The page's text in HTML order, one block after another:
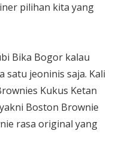
pilihan kita yang
Bika Bogor kalau
satu jeoninis saja. Kali
Kukus Ketan
Boston Brownie
rasa original yang